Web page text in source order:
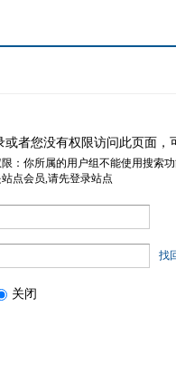
或者您没有权限访问此页面，
：你所属的用户组不能使用搜索
点会员,请先登录站点
找
关闭